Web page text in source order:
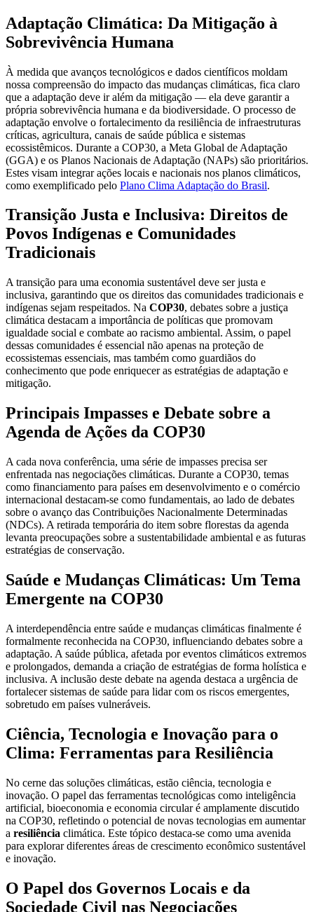
Adaptação Climática: Da Mitigação à
Sobrevivência Humana
À medida que avanços tecnológicos e dados científicos moldam
nossa compreensão do impacto das mudanças climáticas, fica claro
que a adaptação deve ir além da mitigação — ela deve garantir a
própria sobrevivência humana e da biodiversidade. O processo de
adaptação envolve o fortalecimento da resiliência de infraestruturas
críticas, agricultura, canais de saúde pública e sistemas
ecossistêmicos. Durante a COP30, a Meta Global de Adaptação
(GGA) e os Planos Nacionais de Adaptação (NAPs) são prioritários.
Estes visam integrar ações locais e nacionais nos planos climáticos,
como exemplificado pelo Plano Clima Adaptação do Brasil.
Transição Justa e Inclusiva: Direitos de
Povos Indígenas e Comunidades
Tradicionais
A transição para uma economia sustentável deve ser justa e
inclusiva, garantindo que os direitos das comunidades tradicionais e
indígenas sejam respeitados. Na COP30, debates sobre a justiça
climática destacam a importância de políticas que promovam
igualdade social e combate ao racismo ambiental. Assim, o papel
dessas comunidades é essencial não apenas na proteção de
ecossistemas essenciais, mas também como guardiãos do
conhecimento que pode enriquecer as estratégias de adaptação e
mitigação.
Principais Impasses e Debate sobre a
Agenda de Ações da COP30
A cada nova conferência, uma série de impasses precisa ser
enfrentada nas negociações climáticas. Durante a COP30, temas
como financiamento para países em desenvolvimento e o comércio
internacional destacam-se como fundamentais, ao lado de debates
sobre o avanço das Contribuições Nacionalmente Determinadas
(NDCs). A retirada temporária do item sobre florestas da agenda
levanta preocupações sobre a sustentabilidade ambiental e as futuras
estratégias de conservação.
Saúde e Mudanças Climáticas: Um Tema
Emergente na COP30
A interdependência entre saúde e mudanças climáticas finalmente é
formalmente reconhecida na COP30, influenciando debates sobre a
adaptação. A saúde pública, afetada por eventos climáticos extremos
e prolongados, demanda a criação de estratégias de forma holística e
inclusiva. A inclusão deste debate na agenda destaca a urgência de
fortalecer sistemas de saúde para lidar com os riscos emergentes,
sobretudo em países vulneráveis.
Ciência, Tecnologia e Inovação para o
Clima: Ferramentas para Resiliência
No cerne das soluções climáticas, estão ciência, tecnologia e
inovação. O papel das ferramentas tecnológicas como inteligência
artificial, bioeconomia e economia circular é amplamente discutido
na COP30, refletindo o potencial de novas tecnologias em aumentar
a resiliência climática. Este tópico destaca-se como uma avenida
para explorar diferentes áreas de crescimento econômico sustentável
e inovação.
O Papel dos Governos Locais e da
Sociedade Civil nas Negociações